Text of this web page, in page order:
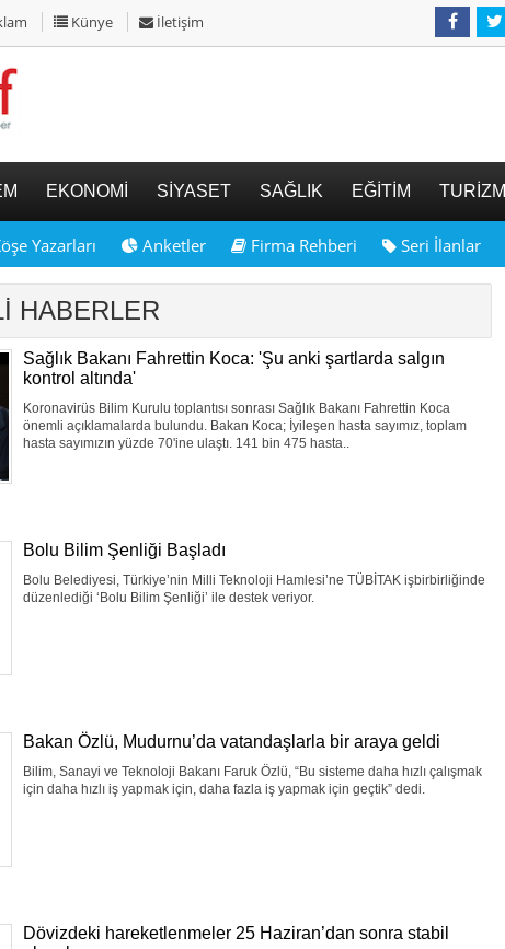
Künye İletişim
EKONOMİ SİYASET SAĞLIK EĞİTİM TURİZM
Yazarları Anketler Firma Rehberi Seri İlanlar
HABERLER
Sağlık Bakanı Fahrettin Koca: 'Şu anki şartlarda salgın
kontrol altında'
Koronavirüs Bilim Kurulu toplantısı sonrası Sağlık Bakanı Fahrettin Koca
önemli açıklamalarda bulundu. Bakan Koca; İyileşen hasta sayımız, toplam
hasta sayımızın yüzde 70'ine ulaştı. 141 bin 475 hasta..
Bolu Bilim Şenliği Başladı
Bolu Belediyesi, Türkiye’nin Milli Teknoloji Hamlesi’ne TÜBİTAK işbirbirliğinde
düzenlediği ‘Bolu Bilim Şenliği’ ile destek veriyor.
Bakan Özlü, Mudurnu’da vatandaşlarla bir araya geldi
Bilim, Sanayi ve Teknoloji Bakanı Faruk Özlü, “Bu sisteme daha hızlı çalışmak
için daha hızlı iş yapmak için, daha fazla iş yapmak için geçtik” dedi.
Dövizdeki hareketlenmeler 25 Haziran’dan sonra stabil